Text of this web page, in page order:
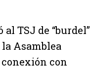
TSJ de “burdel”
Asamblea
conexión con